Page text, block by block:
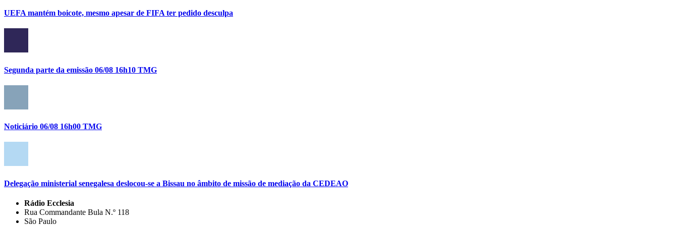
UEFA mantém boicote, mesmo apesar de FIFA ter pedido desculpa
Segunda parte da emissão 06/08 16h10 TMG
Noticiário 06/08 16h00 TMG
Delegação ministerial senegalesa deslocou-se a Bissau no âmbito de missão de mediação da CEDEAO
Rádio Ecclesia
Rua Commandante Bula N.º 118
São Paulo